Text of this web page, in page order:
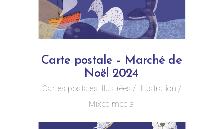
Carte postale – Marché de
Noël 2024
Cartes postales illustrées
Illustration
Mixed media